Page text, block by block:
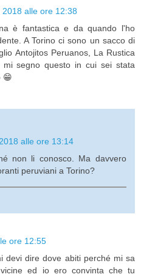
2018 alle ore 12:38
è fantastica e da quando l'ho
A Torino ci sono un sacco di
Antojitos Peruanos, La Rustica
segno questo in cui sei stata
😁
alle ore 13:14
non li conosco. Ma davvero
peruviani a Torino?
ore 12:55
devi dire dove abiti perché mi sa
ed io ero convinta che tu